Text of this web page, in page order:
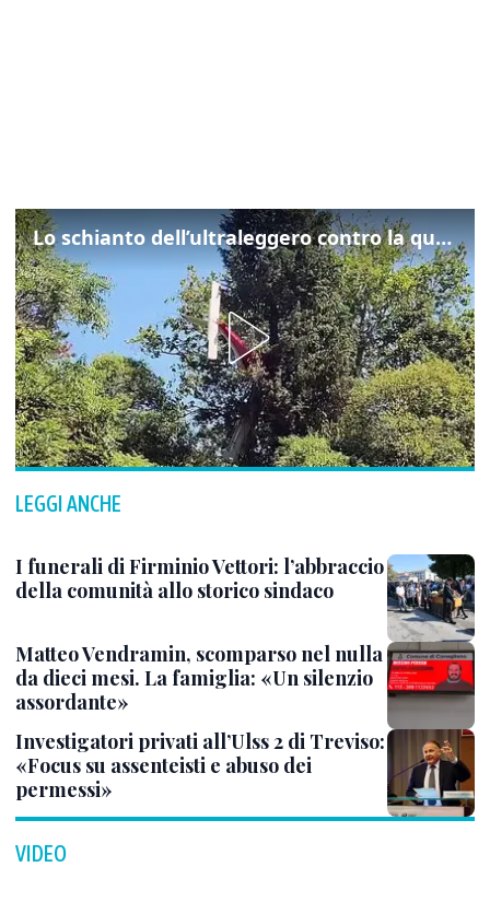
Lo schianto dell’ultraleggero contro la quercia: cosa è successo a Rivarotta
LEGGI ANCHE
I funerali di Firminio Vettori: l’abbraccio
della comunità allo storico sindaco
Matteo Vendramin, scomparso nel nulla
da dieci mesi. La famiglia: «Un silenzio
assordante»
Investigatori privati all’Ulss 2 di Treviso:
«Focus su assenteisti e abuso dei
permessi»
VIDEO